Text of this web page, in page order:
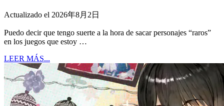
Actualizado el 2026年8月2日
Puedo decir que tengo suerte a la hora de sacar personajes “raros”
en los juegos que estoy …
LEER MÁS...